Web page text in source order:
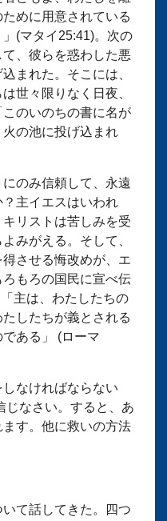
めに用意されている
(マタイ25:41)。次の
、彼らを惑わした悪
まれた。そこには、
世々限りなく日夜、
のいのちの書に名が
の池に投げ込まれ
のみ信頼して、永遠
主イエスはいわれ
リストは苦しみを受
みがえる。そして、
させる悔改めが、エ
もろの国民に宣べ伝
主は、わたしたちの
したちが義とされる
ある」 (ローマ
なければならない
じなさい。すると、あ
す。他に救いの方法
て話してきた。四つ